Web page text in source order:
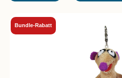
Bundle-Rabatt